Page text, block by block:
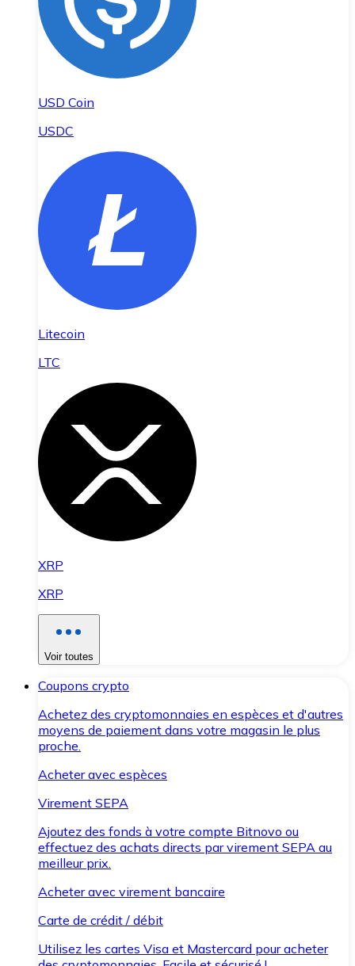
USD Coin
USDC
Litecoin
LTC
XRP
XRP
Voir toutes
Coupons crypto
Achetez des cryptomonnaies en espèces et d'autres
moyens de paiement dans votre magasin le plus
proche.
Acheter avec espèces
Virement SEPA
Ajoutez des fonds à votre compte Bitnovo ou
effectuez des achats directs par virement SEPA au
meilleur prix.
Acheter avec virement bancaire
Carte de crédit / débit
Utilisez les cartes Visa et Mastercard pour acheter